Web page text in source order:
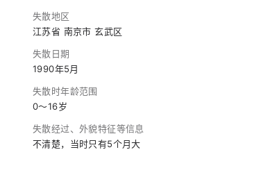
失散地区
江苏省 南京市 玄武区
失散日期
1990年5月
失散时年龄范围
0～16岁
失散经过、外貌特征等信息
不清楚，当时只有5个月大